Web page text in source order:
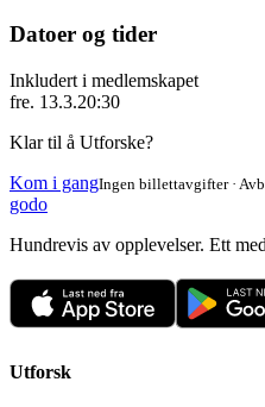
Datoer og tider
Inkludert i medlemskapet
fre. 13.3.20:30
Klar til å Utforske?
Kom i gangIngen billettavgifter ·
godo
Hundrevis av opplevelser. Ett
Utforsk